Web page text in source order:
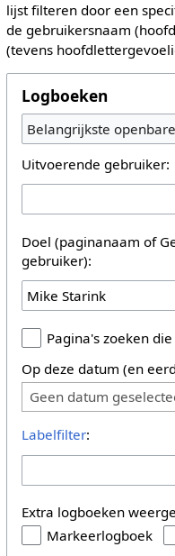
lijst filteren door een
de gebruikersnaam
(tevens
Logboeken
Belangrijkste
Uitvoerende gebruiker:
Doel (paginanaam of
gebruiker):
Pagina's zoeken
Op deze datum (en
Geen datum
Labelfilter:
Extra logboeken
Markeerlogboek